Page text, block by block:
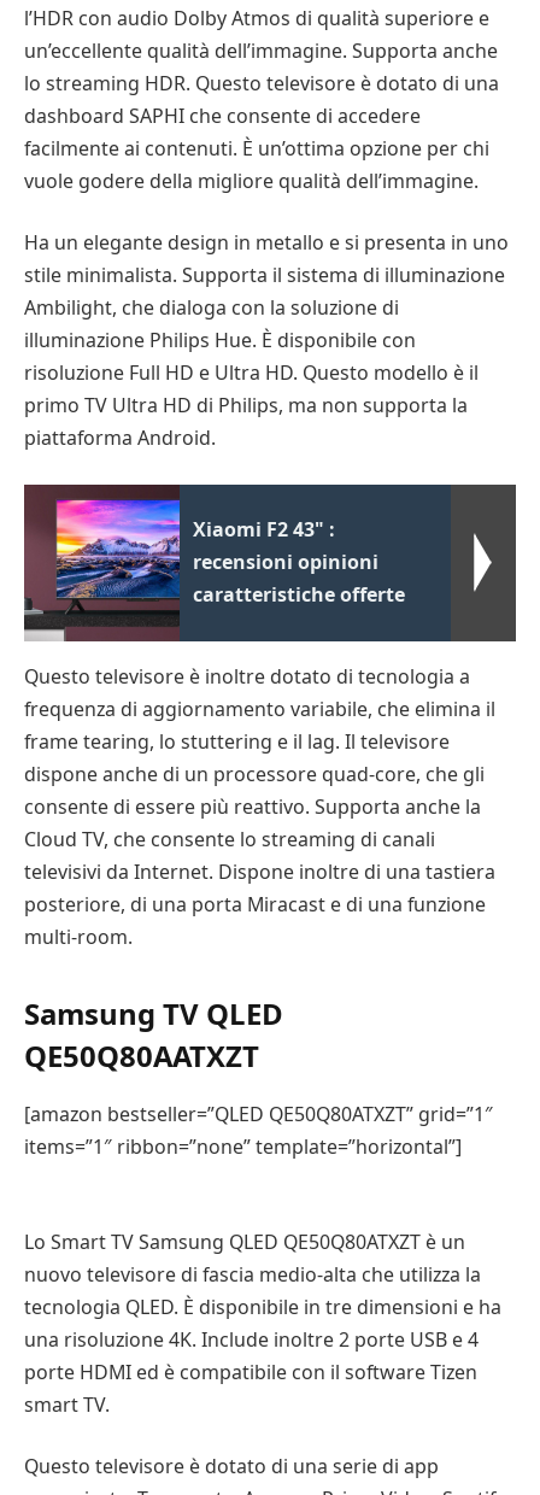
l’HDR con audio Dolby Atmos di qualità superiore e
un’eccellente qualità dell’immagine. Supporta anche
lo streaming HDR. Questo televisore è dotato di una
dashboard SAPHI che consente di accedere
facilmente ai contenuti. È un’ottima opzione per chi
vuole godere della migliore qualità dell’immagine.
Ha un elegante design in metallo e si presenta in uno
stile minimalista. Supporta il sistema di illuminazione
Ambilight, che dialoga con la soluzione di
illuminazione Philips Hue. È disponibile con
risoluzione Full HD e Ultra HD. Questo modello è il
primo TV Ultra HD di Philips, ma non supporta la
piattaforma Android.
Xiaomi F2 43" :
recensioni opinioni
caratteristiche offerte
Questo televisore è inoltre dotato di tecnologia a
frequenza di aggiornamento variabile, che elimina il
frame tearing, lo stuttering e il lag. Il televisore
dispone anche di un processore quad-core, che gli
consente di essere più reattivo. Supporta anche la
Cloud TV, che consente lo streaming di canali
televisivi da Internet. Dispone inoltre di una tastiera
posteriore, di una porta Miracast e di una funzione
multi-room.
Samsung TV QLED
QE50Q80AATXZT
[amazon bestseller=”QLED QE50Q80ATXZT” grid=”1″
items=”1″ ribbon=”none” template=”horizontal”]
Lo Smart TV Samsung QLED QE50Q80ATXZT è un
nuovo televisore di fascia medio-alta che utilizza la
tecnologia QLED. È disponibile in tre dimensioni e ha
una risoluzione 4K. Include inoltre 2 porte USB e 4
porte HDMI ed è compatibile con il software Tizen
smart TV.
Questo televisore è dotato di una serie di app